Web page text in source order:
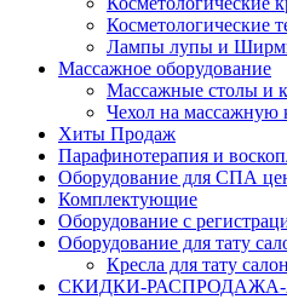
Косметологические
Лампы лупы и
Массажное оборудование
Массажные столы и
Чехол на массажную
Хиты Продаж
Парафинотерапия и
Оборудование для СПА
Комплектующие
Оборудование с
Оборудование для тату
Кресла для тату
СКИДКИ-